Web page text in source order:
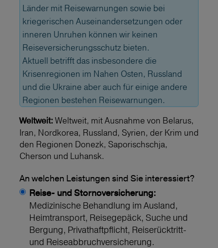
Länder mit Reisewarnungen sowie bei
kriegerischen Auseinandersetzungen oder
inneren Unruhen können wir keinen
Reiseversicherungsschutz bieten.
Aktuell betrifft das insbesondere die
Krisenregionen im Nahen Osten, Russland
und die Ukraine aber auch für einige andere
Regionen bestehen Reisewarnungen.
Weltweit: Weltweit, mit Ausnahme von Belarus,
Iran, Nordkorea, Russland, Syrien, der Krim und
den Regionen Donezk, Saporischschja,
Cherson und Luhansk.
An welchen Leistungen sind Sie interessiert?
Reise- und Stornoversicherung:
Medizinische Behandlung im Ausland,
Heimtransport, Reisegepäck, Suche und
Bergung, Privathaftpflicht, Reiserücktritt-
und Reiseabbruchversicherung.